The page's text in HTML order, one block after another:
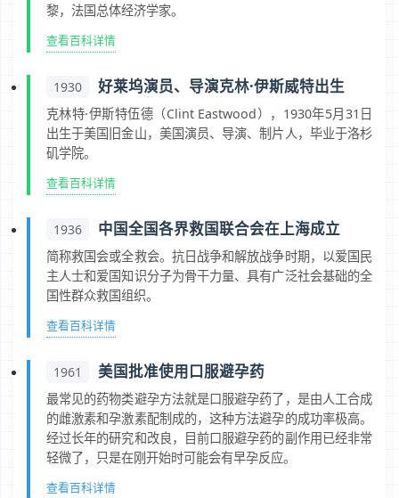
黎，法国总体经济学家。
查看百科详情
1930 好莱坞演员、导演克林·伊斯威特出生
克林特·伊斯特伍德（Clint Eastwood），1930年5月31日
出生于美国旧金山，美国演员、导演、制片人，毕业于洛杉
矶学院。
查看百科详情
1936 中国全国各界救国联合会在上海成立
简称救国会或全救会。抗日战争和解放战争时期，以爱国民
主人士和爱国知识分子为骨干力量、具有广泛社会基础的全
国性群众救国组织。
查看百科详情
1961 美国批准使用口服避孕药
最常见的药物类避孕方法就是口服避孕药了，是由人工合成
的雌激素和孕激素配制成的，这种方法避孕的成功率极高。
经过长年的研究和改良，目前口服避孕药的副作用已经非常
轻微了，只是在刚开始时可能会有早孕反应。
查看百科详情